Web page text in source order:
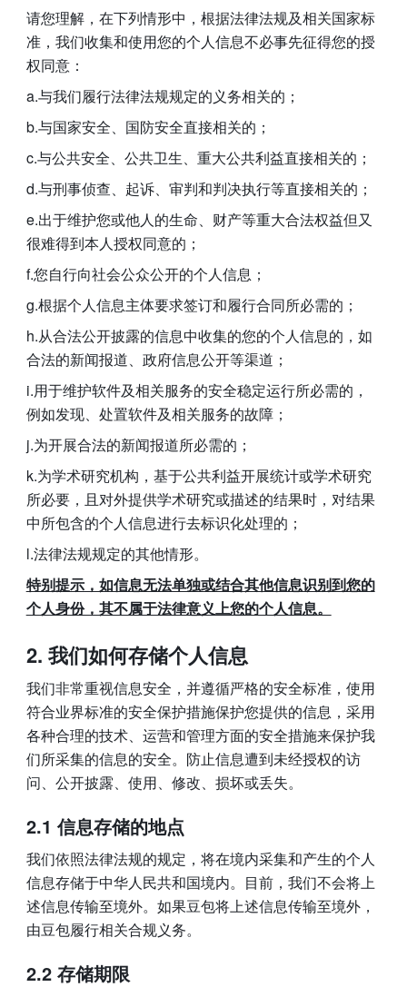
请您理解，在下列情形中，根据法律法规及相关国家标
准，我们收集和使用您的个人信息不必事先征得您的授
权同意：
a.与我们履行法律法规规定的义务相关的；
b.与国家安全、国防安全直接相关的；
c.与公共安全、公共卫生、重大公共利益直接相关的；
d.与刑事侦查、起诉、审判和判决执行等直接相关的；
e.出于维护您或他人的生命、财产等重大合法权益但又
很难得到本人授权同意的；
f.您自行向社会公众公开的个人信息；
g.根据个人信息主体要求签订和履行合同所必需的；
h.从合法公开披露的信息中收集的您的个人信息的，如
合法的新闻报道、政府信息公开等渠道；
i.用于维护软件及相关服务的安全稳定运行所必需的，
例如发现、处置软件及相关服务的故障；
j.为开展合法的新闻报道所必需的；
k.为学术研究机构，基于公共利益开展统计或学术研究
所必要，且对外提供学术研究或描述的结果时，对结果
中所包含的个人信息进行去标识化处理的；
l.法律法规规定的其他情形。
特别提示，如信息无法单独或结合其他信息识别到您的
个人身份，其不属于法律意义上您的个人信息。
我们如何存储个人信息
我们非常重视信息安全，并遵循严格的安全标准，使用
符合业界标准的安全保护措施保护您提供的信息，采用
各种合理的技术、运营和管理方面的安全措施来保护我
们所采集的信息的安全。防止信息遭到未经授权的访
问、公开披露、使用、修改、损坏或丢失。
2.1 信息存储的地点
我们依照法律法规的规定，将在境内采集和产生的个人
信息存储于中华人民共和国境内。目前，我们不会将上
述信息传输至境外。如果豆包将上述信息传输至境外，
由豆包履行相关合规义务。
2.2 存储期限